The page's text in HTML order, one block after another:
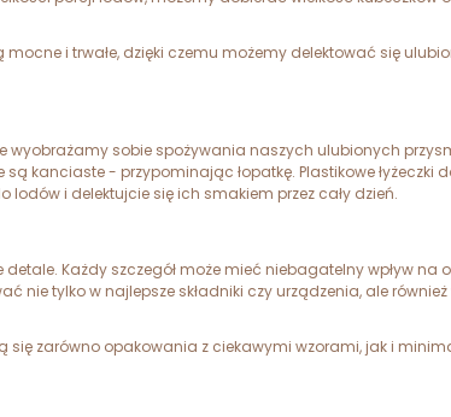
i trwałe, dzięki czemu możemy delektować się
wyobrażamy sobie spożywania naszych ulubionych
kanciaste - przypominając łopatkę. Plastikowe łyżeczki
i delektujcie się ich smakiem przez cały dzień.
Każdy szczegół może mieć niebagatelny wpływ
tylko w najlepsze składniki czy urządzenia, ale
zarówno opakowania z ciekawymi wzorami, jak i